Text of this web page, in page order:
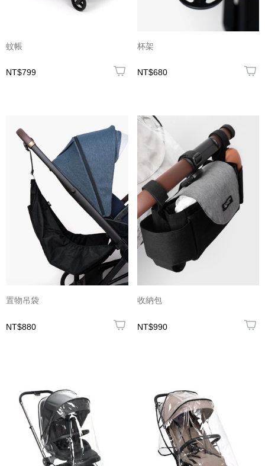
蚊帳
NT$799
杯架
NT$680
置物吊袋
NT$880
收納包
NT$990